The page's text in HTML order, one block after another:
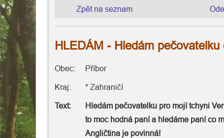
Domovská
stránka
Osobní
asistence
Dekubity
Hospicová
Zpět na seznam
Obec: Příbor
Kraj: * Zahraničí
Text:
Hledám pečovatelku pro mojí tchyni
to moc hodná paní a hledáme paní co
Angličtina je povinná!